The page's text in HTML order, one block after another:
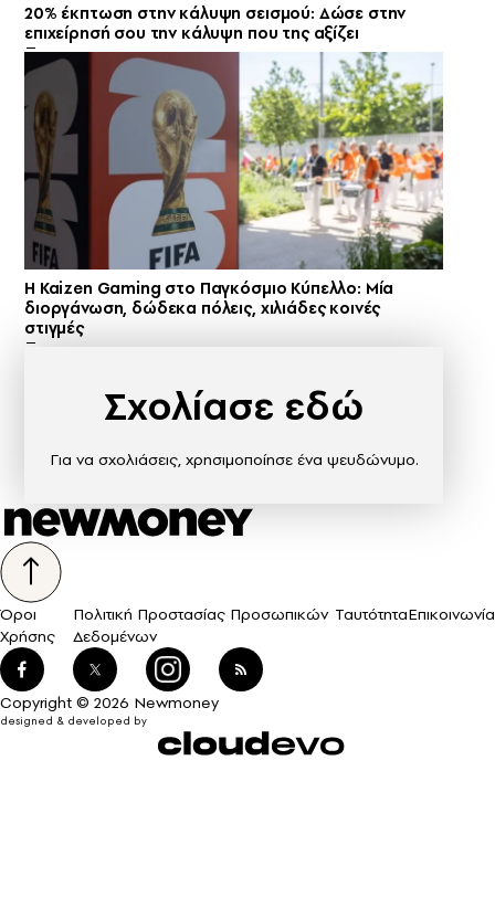
20% έκπτωση στην κάλυψη σεισμού: Δώσε στην
επιχείρησή σου την κάλυψη που της αξίζει
H Kaizen Gaming στο Παγκόσμιο Kύπελλο: Μία
διοργάνωση, δώδεκα πόλεις, χιλιάδες κοινές
στιγμές
Σχολίασε εδώ
Για να σχολιάσεις, χρησιμοποίησε ένα ψευδώνυμο.
Όροι
Χρήσης
Πολιτική Προστασίας Προσωπικών
Δεδομένων
ΤαυτότηταΕπικοινωνία
Copyright © 2026 Newmoney
designed & developed by